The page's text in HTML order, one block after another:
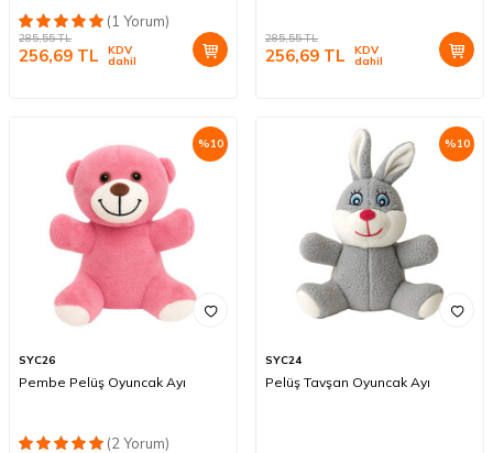
(1 Yorum)
285,55TL
256,69 TL KDV
dahil
285,55TL
256,69 TL KDV
dahil
%10
SYC26
Pembe Pelüş Oyuncak Ayı
(2 Yorum)
%10
SYC24
Pelüş Tavşan Oyuncak Ayı